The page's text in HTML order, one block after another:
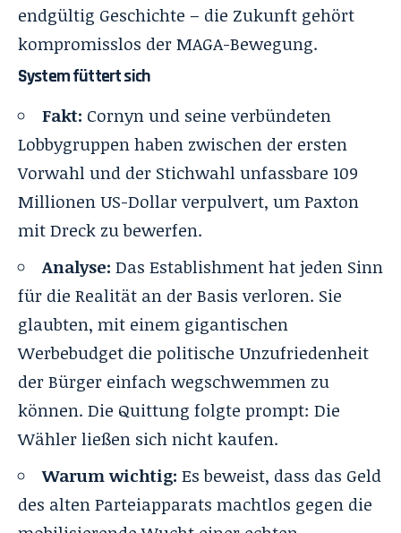
endgültig Geschichte – die Zukunft gehört
kompromisslos der MAGA-Bewegung.
System füttert sich
Fakt: Cornyn und seine verbündeten
Lobbygruppen haben zwischen der ersten
Vorwahl und der Stichwahl unfassbare 109
Millionen US-Dollar verpulvert, um Paxton
mit Dreck zu bewerfen.
Analyse: Das Establishment hat jeden Sinn
für die Realität an der Basis verloren. Sie
glaubten, mit einem gigantischen
Werbebudget die politische Unzufriedenheit
der Bürger einfach wegschwemmen zu
können. Die Quittung folgte prompt: Die
Wähler ließen sich nicht kaufen.
Warum wichtig: Es beweist, dass das Geld
des alten Parteiapparats machtlos gegen die